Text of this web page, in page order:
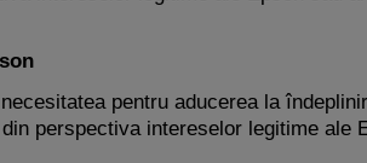
pentru aducerea la
perspectiva intereselor legitime ale